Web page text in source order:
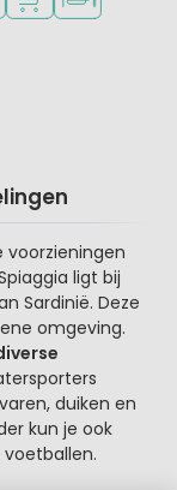
voorzieningen
ligt bij
Sardinië. Deze
omgeving.
duiken en
kun je ook